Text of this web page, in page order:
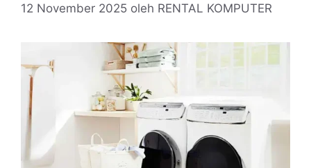
12 November 2025 oleh RENTAL KOMPUTER